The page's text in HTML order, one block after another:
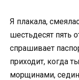
Я плакала,
шестьдесят пять
спрашивает
приходит, когда
морщинами,